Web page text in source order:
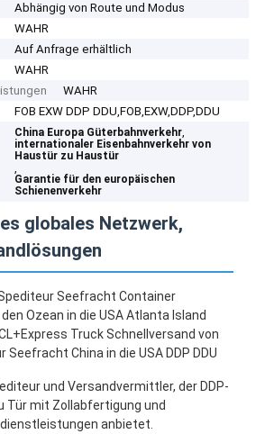
Abhängig von Route und Modus
WAHR
Auf Anfrage erhältlich
WAHR
WAHR
FOB EXW DDP DDU,FOB,EXW,DDP,DDU
China Europa Güterbahnverkehr,
internationaler Eisenbahnverkehr von
Haustür zu Haustür
,
Garantie für den europäischen
Schienenverkehr
globales Netzwerk,
Seefracht Container
Ozean in die USA Atlanta Island
Truck Schnellversand von
Seefracht China in die USA DDP DDU
und Versandvermittler, der DDP-
Tür mit Zollabfertigung und
anbietet.